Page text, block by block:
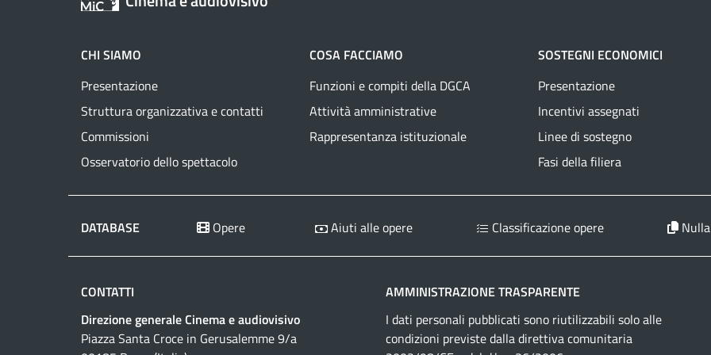
CHI SIAMO
Presentazione
Struttura organizzativa e contatti
Commissioni
Osservatorio dello spettacolo
COSA FACCIAMO
Funzioni e compiti della DGCA
Attività amministrative
Rappresentanza istituzionale
SOSTEGNI ECONOMICI
Presentazione
Incentivi assegnati
Linee di sostegno
Fasi della filiera
DATABASE Opere Aiuti alle opere Classificazione opere
CONTATTI
Direzione generale Cinema e audiovisivo
Piazza Santa Croce in Gerusalemme 9/a
AMMINISTRAZIONE TRASPARENTE
I dati personali pubblicati sono riutilizzabili solo alle
condizioni previste dalla direttiva comunitaria